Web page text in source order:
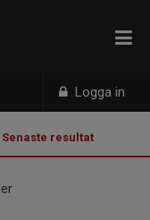
Logga in
Senaste resultat